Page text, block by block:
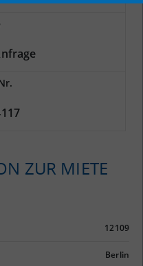
ZUR MIETE
12109
Berlin